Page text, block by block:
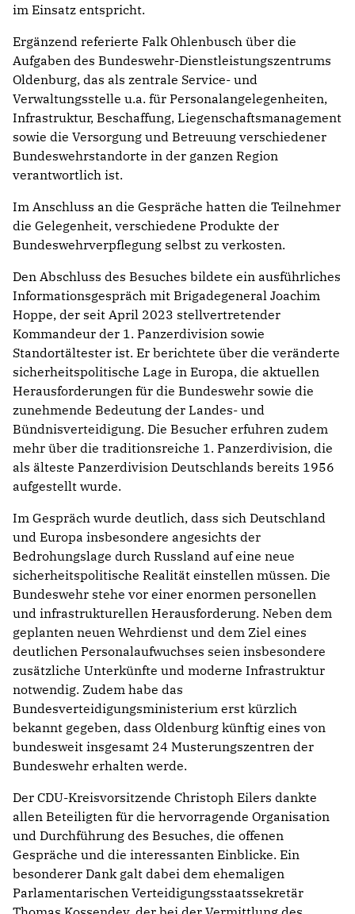
im Einsatz entspricht.
Ergänzend referierte Falk Ohlenbusch über die
Aufgaben des Bundeswehr-Dienstleistungszentrums
Oldenburg, das als zentrale Service- und
Verwaltungsstelle u.a. für Personalangelegenheiten,
Infrastruktur, Beschaffung, Liegenschaftsmanagement
sowie die Versorgung und Betreuung verschiedener
Bundeswehrstandorte in der ganzen Region
verantwortlich ist.
Im Anschluss an die Gespräche hatten die Teilnehmer
die Gelegenheit, verschiedene Produkte der
Bundeswehrverpflegung selbst zu verkosten.
Den Abschluss des Besuches bildete ein ausführliches
Informationsgespräch mit Brigadegeneral Joachim
Hoppe, der seit April 2023 stellvertretender
Kommandeur der 1. Panzerdivision sowie
Standortältester ist. Er berichtete über die veränderte
sicherheitspolitische Lage in Europa, die aktuellen
Herausforderungen für die Bundeswehr sowie die
zunehmende Bedeutung der Landes- und
Bündnisverteidigung. Die Besucher erfuhren zudem
mehr über die traditionsreiche 1. Panzerdivision, die
als älteste Panzerdivision Deutschlands bereits 1956
aufgestellt wurde.
Im Gespräch wurde deutlich, dass sich Deutschland
und Europa insbesondere angesichts der
Bedrohungslage durch Russland auf eine neue
sicherheitspolitische Realität einstellen müssen. Die
Bundeswehr stehe vor einer enormen personellen
und infrastrukturellen Herausforderung. Neben dem
geplanten neuen Wehrdienst und dem Ziel eines
deutlichen Personalaufwuchses seien insbesondere
zusätzliche Unterkünfte und moderne Infrastruktur
notwendig. Zudem habe das
Bundesverteidigungsministerium erst kürzlich
bekannt gegeben, dass Oldenburg künftig eines von
bundesweit insgesamt 24 Musterungszentren der
Bundeswehr erhalten werde.
Der CDU-Kreisvorsitzende Christoph Eilers dankte
allen Beteiligten für die hervorragende Organisation
und Durchführung des Besuches, die offenen
Gespräche und die interessanten Einblicke. Ein
besonderer Dank galt dabei dem ehemaligen
Parlamentarischen Verteidigungsstaatssekretär